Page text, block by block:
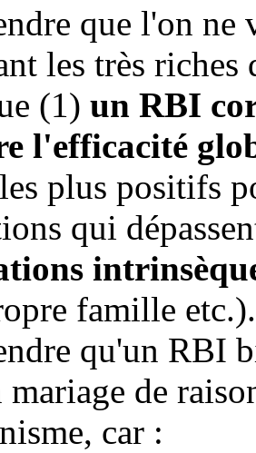
que l'on ne
les très
(1) un RBI
l'efficacité
plus positifs
qui
famille etc.).
qu'un RBI
de
car :